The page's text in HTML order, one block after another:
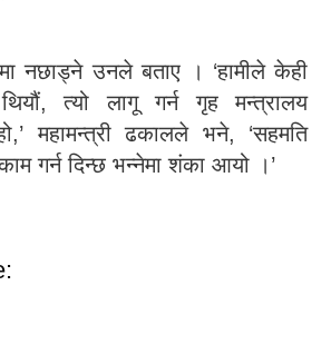
नछाड्ने उनले बताए । ‘हामीले केही
त्यो लागू गर्न गृह मन्त्रालय
महामन्त्री ढकालले भने, ‘सहमति
गर्न दिन्छ भन्नेमा शंका आयो ।’